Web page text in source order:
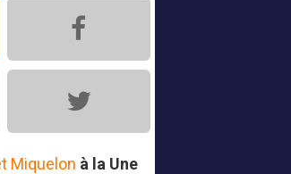
Miquelon à la Une